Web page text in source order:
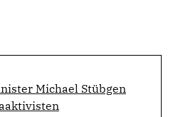
Michael Stübgen